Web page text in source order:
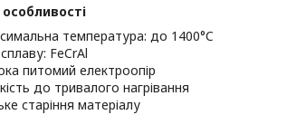
особливості
температура: до 1400°C
FeCrAl
питомий електроопір
до тривалого нагрівання
старіння матеріалу